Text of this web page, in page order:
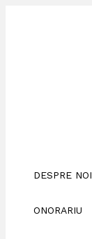
DESPRE NOI
ONORARIU